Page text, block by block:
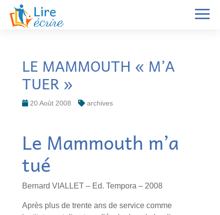
LE MAMMOUTH « M’A
TUER »
20 Août 2008 archives
Le Mammouth m’a
tué
Bernard VIALLET – Ed. Tempora – 2008
Après plus de trente ans de service comme